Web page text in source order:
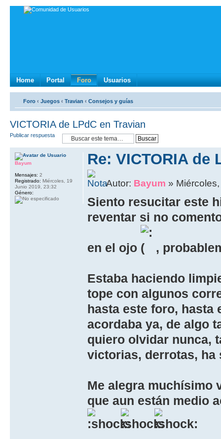
Home Portal Foro Usuarios
Foro ‹ Juegos ‹ Travian ‹ Consejos y guías
VICTORIA de LPdC en Travian
Publicar respuesta
Re: VICTORIA de
Autor: Bayum »
Siento resucitar este
reventar si no
en el ojo ,
Estaba haciendo
tope con algunos
hasta este foro, hasta
acordaba ya, de algo
quiero olvidar nunca,
victorias, derrotas, ha
Me alegra muchísimo
que aun están medio
Bayum
Mensajes: 2
Registrado: Miércoles, 19
Junio 2019, 23:32
Género: